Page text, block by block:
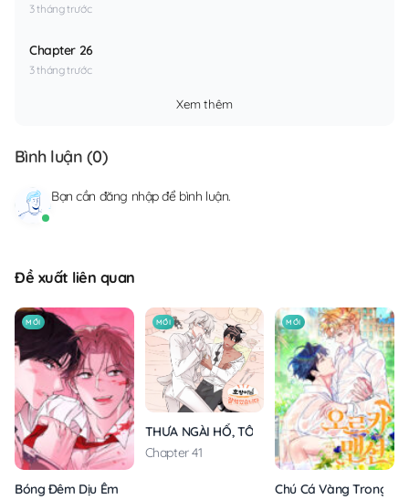
3 tháng trước
Chapter 26
3 tháng trước
Xem thêm
Bình luận (0)
Bạn cần đăng nhậpđể bình luận.
Đề xuất liên quan
MỚI
Bóng Đêm Dịu Êm
MỚI
THƯA NGÀI HỔ, TÔI ĐÃ ĂN RẤT NGON MIỆNG
Chapter 41
MỚI
Chú Cá Vàng Trong